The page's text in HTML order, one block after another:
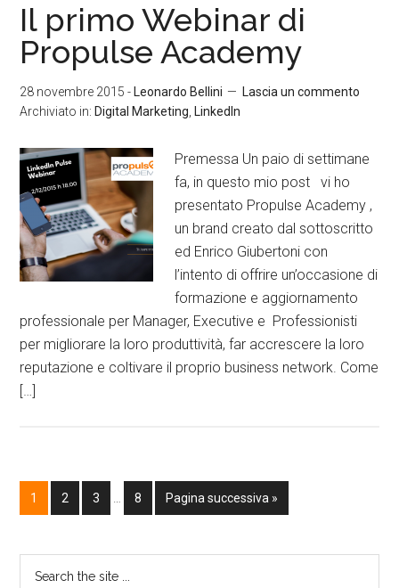
Il primo Webinar di
Propulse Academy
28 novembre 2015 - Leonardo Bellini
Lascia un commento
Archiviato in: Digital Marketing LinkedIn
Premessa Un paio di settimane
fa, in questo mio post vi ho
presentato Propulse Academy ,
un brand creato dal sottoscritto
ed Enrico Giubertoni con
l’intento di offrire un’occasione di
formazione e aggiornamento
professionale per Manager, Executive e Professionisti
per migliorare la loro produttività, far accrescere la loro
reputazione e coltivare il proprio business network. Come
[…]
1 2 3 8 Pagina successiva »